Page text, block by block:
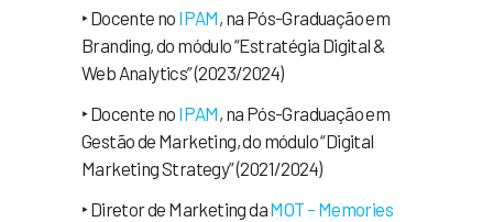
‣ Docente no IPAM, na Pós-Graduação em
Branding, do módulo “Estratégia Digital &
Web Analytics” (2023/2024)
‣ Docente no IPAM, na Pós-Graduação em
Gestão de Marketing, do módulo “Digital
Marketing Strategy” (2021/2024)
‣ Diretor de Marketing daMOT – Memories